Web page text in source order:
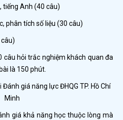
tiếng Anh (40 câu)
phân tích số liệu (30 câu)
câu)
câu hỏi trắc nghiệm khách quan đa
là 150 phút.
giá khả năng học thuộc lòng mà